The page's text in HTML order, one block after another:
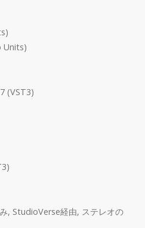
Units)
(VST3)
, StudioVerse経由, ステレオの